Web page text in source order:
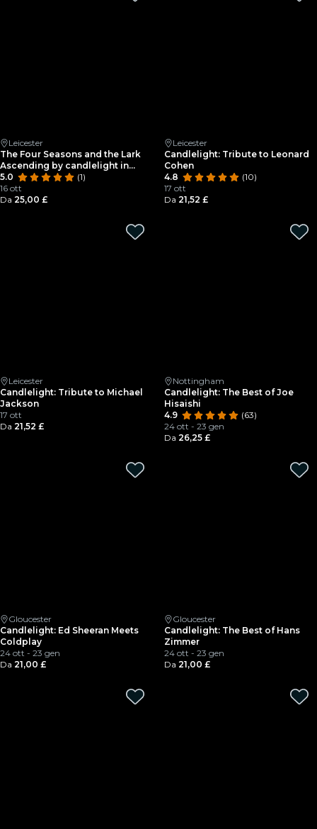
Leicester
The Four Seasons and the Lark
Ascending by candlelight in
Leicester
5.0
(1)
16 ott
Da 25,00 £
Leicester
Candlelight: Tribute to Leonard
Cohen
4.8
(10)
17 ott
Da 21,52 £
Leicester
Candlelight: Tribute to Michael
Jackson
17 ott
Da 21,52 £
Nottingham
Candlelight: The Best of Joe
Hisaishi
4.9
(63)
24 ott - 23 gen
Da 26,25 £
Gloucester
Candlelight: Ed Sheeran Meets
Coldplay
24 ott - 23 gen
Da 21,00 £
Gloucester
Candlelight: The Best of Hans
Zimmer
24 ott - 23 gen
Da 21,00 £